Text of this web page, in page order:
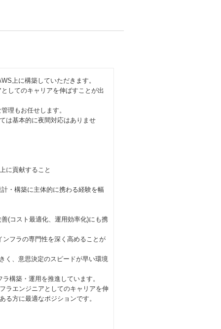
上に構築していただきます。
してのキャリアを伸ばすことが出
理もお任せします。
は基本的に夜間対応はありませ
に貢献すること
・構築に主体的に携わる経験を幅
(コスト最適化、運用効率化)にも携
フラの専門性を深く高めることが
く、意思決定のスピードが早い環境
構築・運用を推進しています。
ラエンジニアとしてのキャリアを伸
る方に最適なポジションです。